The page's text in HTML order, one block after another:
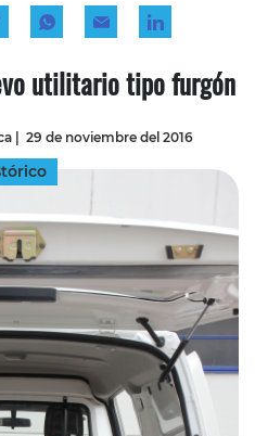
utilitario tipo furgón
| 29 de noviembre del 2016